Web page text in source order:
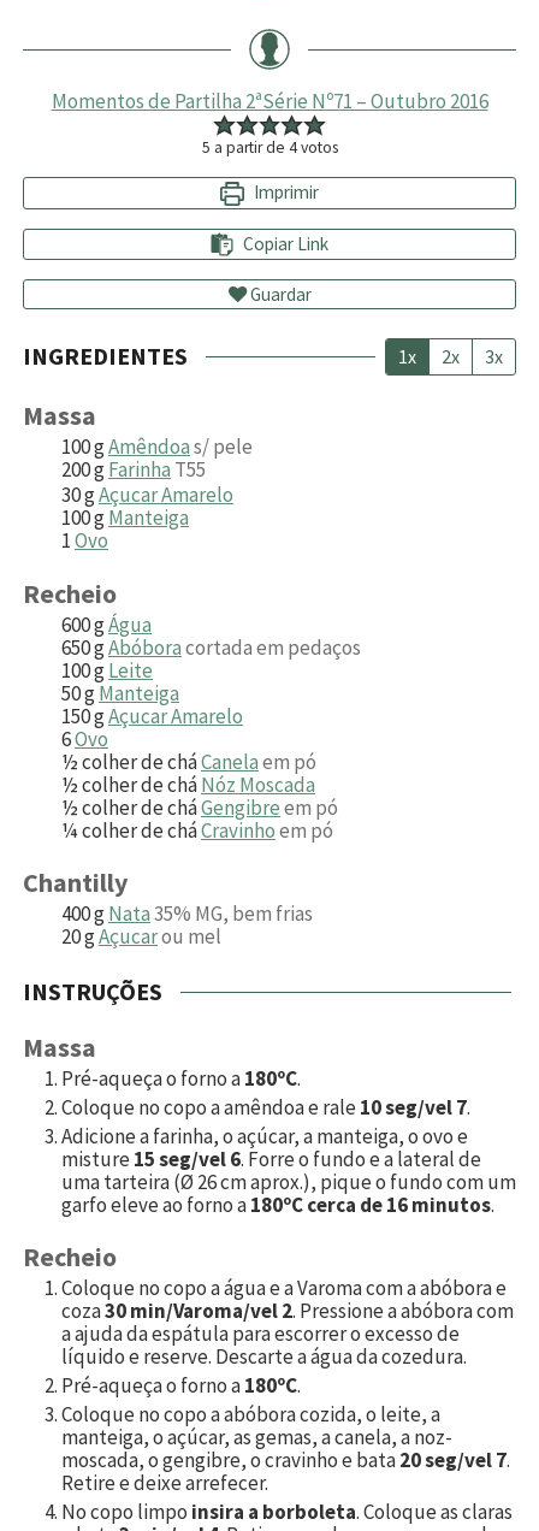
Momentos de Partilha 2ªSérie Nº71 – Outubro 2016
5 a partir de 4votos
Imprimir
Copiar Link
Guardar
INGREDIENTES 1x 2x 3x
Massa
100gAmêndoas/ pele
200gFarinha T55
30gAçucar Amarelo
100gManteiga
1Ovo
Recheio
600gÁgua
650gAbóboracortada em pedaços
100gLeite
50gManteiga
150gAçucar Amarelo
6Ovo
½colher de cháCanelaem pó
½colher de cháNóz Moscada
½colher de cháGengibreem pó
¼colher de cháCravinhoem pó
Chantilly
400gNata35% MG, bem frias
20gAçucarou mel
INSTRUÇÕES
Massa
Pré-aqueça o forno a180ºC.
Coloque no copo a amêndoa e rale10 seg/vel 7.
Adicione a farinha, o açúcar, a manteiga, o ovo e
misture15 seg/vel 6. Forre o fundo e a lateral de
uma tarteira (Ø 26 cm aprox.), pique o fundo com um
garfo eleve ao forno a180ºC cerca de 16 minutos.
Recheio
Coloque no copo a água e a Varoma com a abóbora e
coza30 min/Varoma/vel 2. Pressione a abóbora com
a ajuda da espátula para escorrer o excesso de
líquido e reserve. Descarte a água da cozedura.
Pré-aqueça o forno a180ºC.
Coloque no copo a abóbora cozida, o leite, a
manteiga, o açúcar, as gemas, a canela, a noz-
moscada, o gengibre, o cravinho e bata20 seg/vel 7.
Retire e deixe arrefecer.
No copo limpo insira a borboleta. Coloque as claras